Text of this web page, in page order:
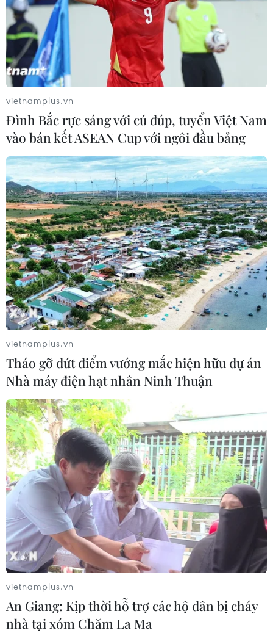
vietnamplus.vn
Đình Bắc rực sáng với cú đúp, tuyển Việt Nam
vào bán kết ASEAN Cup với ngôi đầu bảng
vietnamplus.vn
Tháo gỡ dứt điểm vướng mắc hiện hữu dự án
Nhà máy điện hạt nhân Ninh Thuận
vietnamplus.vn
An Giang: Kịp thời hỗ trợ các hộ dân bị cháy
nhà tại xóm Chăm La Ma